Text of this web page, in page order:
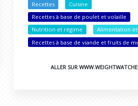
Recettes
Cuisine
Recettes à base de poulet et volaille
Nutrition et régime
Alimentation
Recettes à base de viande et fruits de
ALLER SUR